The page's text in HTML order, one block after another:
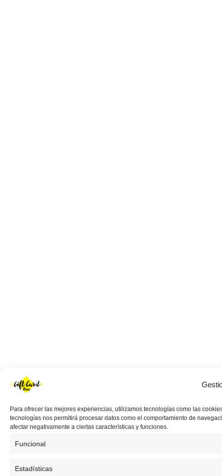
Para ofrecer las mejores experiencias, utilizamos tecnologías como las
tecnologías nos permitirá procesar datos como el comportamiento de
afectar negativamente a ciertas características y funciones.
Funcional
Estadísticas